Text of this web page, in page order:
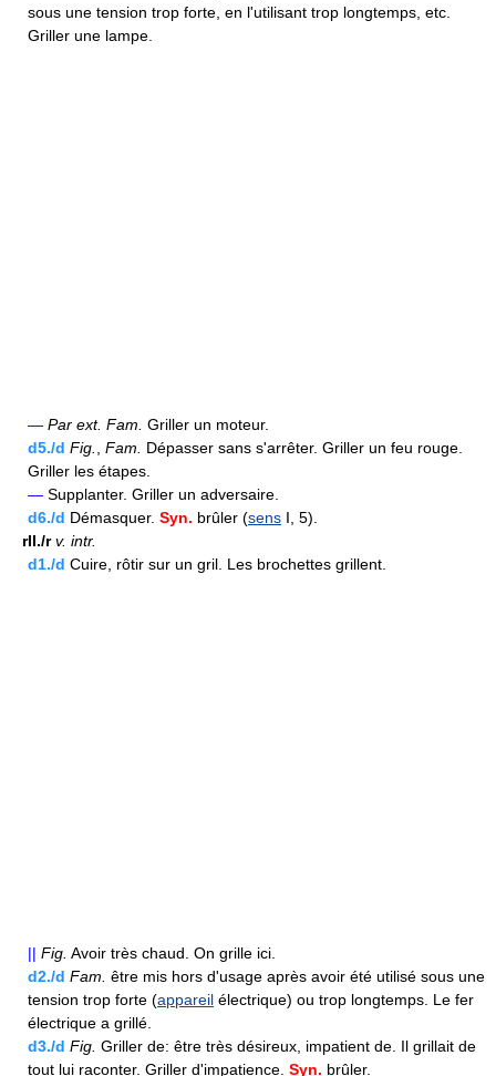
sous une tension trop forte, en l'utilisant trop longtemps, etc.
Griller une lampe.
— Par ext. Fam. Griller un moteur.
d5./d Fig. Fam.
Dépasser sans s'arrêter. Griller un feu rouge.
Griller les étapes.
— Supplanter. Griller un adversaire.
d6./d Démasquer. Syn. brûler (sens I, 5).
rII./r v. intr.
d1./d Cuire, rôtir sur un gril. Les brochettes grillent.
|| Fig. Avoir très chaud. On grille ici.
d2./d Fam. être mis hors d'usage après avoir été utilisé sous une
tension trop forte (appareil électrique) ou trop longtemps. Le fer
électrique a grillé.
d3./d Fig. Griller de: être très désireux, impatient de. Il grillait de
tout lui raconter. Griller d'impatience. Syn. brûler.